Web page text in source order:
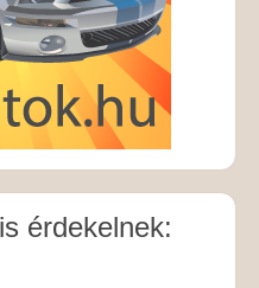
érdekelnek: